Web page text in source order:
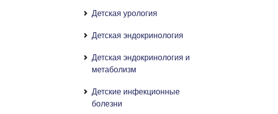
Детская урология
Детская эндокринология
Детская эндокринология и
метаболизм
Детские инфекционные
болезни